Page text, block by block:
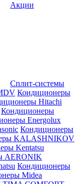
Акции
Сплит-системы
Кондиционеры
Hitachi
Кондиционеры
Energolux
Кондиционеры
KALASHNIKOV
Kentatsu
AERONIK
Кондиционеры
Midea